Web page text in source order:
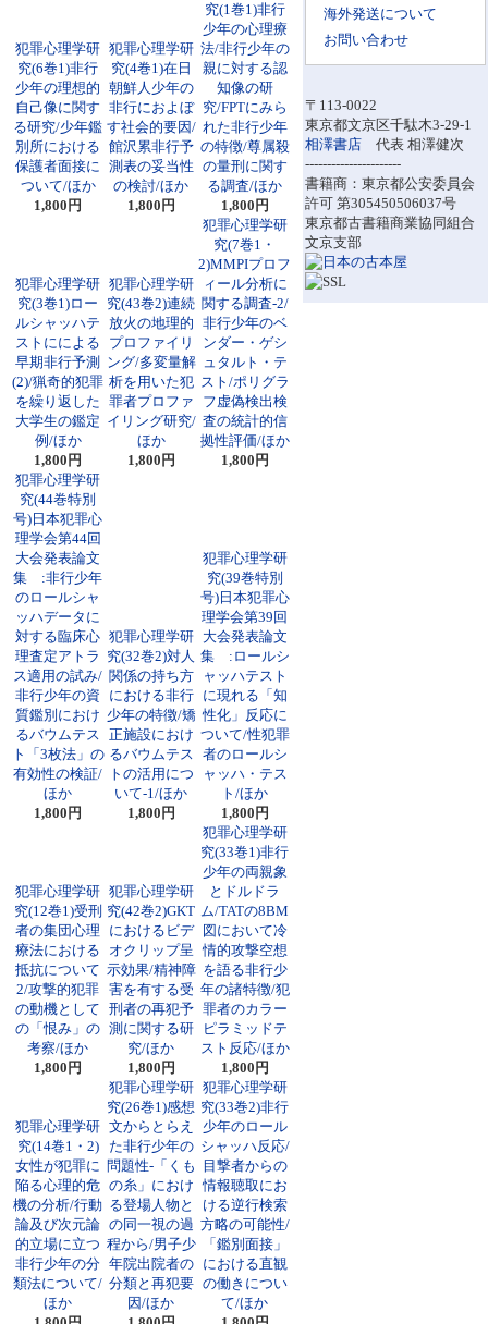
海外発送について
お問い合わせ
〒113-0022
東京都文京区千駄木3-29-1
相澤書店 代表 相澤健次
----------------------
書籍商：東京都公安委員会
許可 第305450506037号
東京都古書籍商業協同組合
文京支部
犯罪心理学研
究(6巻1)非行
少年の理想的
自己像に関す
る研究/少年鑑
別所における
保護者面接に
ついて/ほか
1,800円
犯罪心理学研
究(4巻1)在日
朝鮮人少年の
非行におよぼ
す社会的要因/
館沢累非行予
測表の妥当性
の検討/ほか
1,800円
究(1巻1)非行
少年の心理療
法/非行少年の
親に対する認
知像の研
究/FPTにみら
れた非行少年
の特徴/尊属殺
の量刑に関す
る調査/ほか
1,800円
犯罪心理学研
究(3巻1)ロー
ルシャッハテ
ストにによる
早期非行予測
(2)/猟奇的犯罪
を繰り返した
大学生の鑑定
例/ほか
1,800円
犯罪心理学研
究(43巻2)連続
放火の地理的
プロファイリ
ング/多変量解
析を用いた犯
罪者プロファ
イリング研究/
ほか
1,800円
犯罪心理学研
究(7巻1・
2)MMPIプロフ
ィール分析に
関する調査-2/
非行少年のベ
ンダー・ゲシ
ュタルト・テ
スト/ポリグラ
フ虚偽検出検
査の統計的信
拠性評価/ほか
1,800円
犯罪心理学研
究(44巻特別
号)日本犯罪心
理学会第44回
大会発表論文
集 :非行少年
のロールシャ
ッハデータに
対する臨床心
理査定アトラ
ス適用の試み/
非行少年の資
質鑑別におけ
るバウムテス
ト「3枚法」の
有効性の検証/
ほか
1,800円
犯罪心理学研
究(32巻2)対人
関係の持ち方
における非行
少年の特徴/矯
正施設におけ
るバウムテス
トの活用につ
いて-1/ほか
1,800円
犯罪心理学研
究(39巻特別
号)日本犯罪心
理学会第39回
大会発表論文
集 :ロールシ
ャッハテスト
に現れる「知
性化」反応に
ついて/性犯罪
者のロールシ
ャッハ・テス
ト/ほか
1,800円
犯罪心理学研
究(12巻1)受刑
者の集団心理
療法における
抵抗について
2/攻撃的犯罪
の動機として
の「恨み」の
考察/ほか
1,800円
犯罪心理学研
究(42巻2)GKT
におけるビデ
オクリップ呈
示効果/精神障
害を有する受
刑者の再犯予
測に関する研
究/ほか
1,800円
犯罪心理学研
究(33巻1)非行
少年の両親象
とドルドラ
ム/TATの8BM
図において冷
情的攻撃空想
を語る非行少
年の諸特徴/犯
罪者のカラー
ピラミッドテ
スト反応/ほか
1,800円
犯罪心理学研
究(14巻1・2)
女性が犯罪に
陥る心理的危
機の分析/行動
論及び次元論
的立場に立つ
非行少年の分
類法について/
ほか
犯罪心理学研
究(26巻1)感想
文からとらえ
た非行少年の
問題性-「くも
の糸」におけ
る登場人物と
の同一視の過
程から/男子少
年院出院者の
分類と再犯要
因/ほか
犯罪心理学研
究(33巻2)非行
少年のロール
シャッハ反応/
目撃者からの
情報聴取にお
ける逆行検索
方略の可能性/
「鑑別面接」
における直観
の働きについ
て/ほか